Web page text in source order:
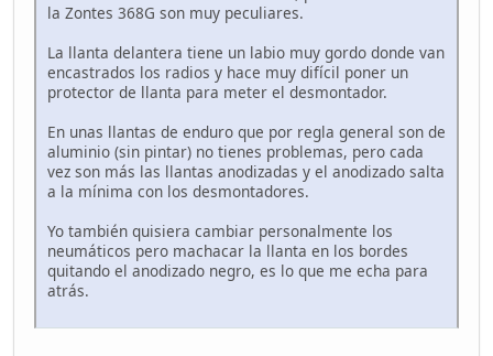
la Zontes 368G son muy peculiares.
La llanta delantera tiene un labio muy gordo donde van
encastrados los radios y hace muy difícil poner un
protector de llanta para meter el desmontador.
En unas llantas de enduro que por regla general son de
aluminio (sin pintar) no tienes problemas, pero cada
vez son más las llantas anodizadas y el anodizado salta
a la mínima con los desmontadores.
Yo también quisiera cambiar personalmente los
neumáticos pero machacar la llanta en los bordes
quitando el anodizado negro, es lo que me echa para
atrás.